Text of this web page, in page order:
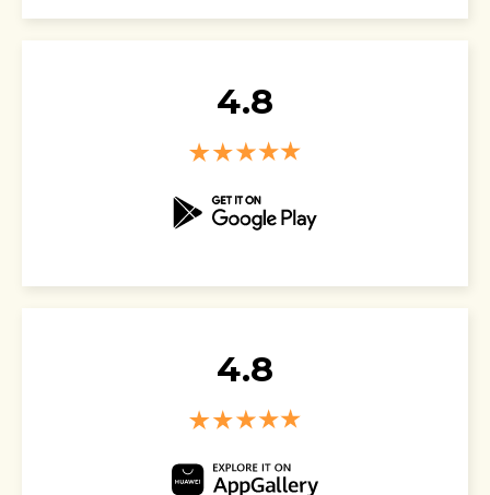
4.8
4.8